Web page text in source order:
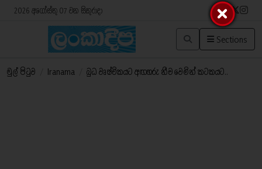
2026 අගෝස්තු 07 වන සිකුරාදා
Sections
මුල් පිටුව Iranama බුධ වෘෂ්චිකයට අඟහරු නීච වෙමින් කටකයට..